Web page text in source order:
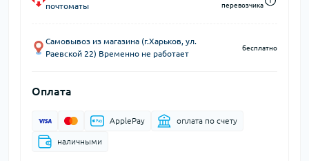
почтоматы
перевозчика
Самовывоз из магазина (г.Харьков, ул.
Раевской 22) Временно не работает
бесплатно
Оплата
ApplePay оплата по счету
наличными